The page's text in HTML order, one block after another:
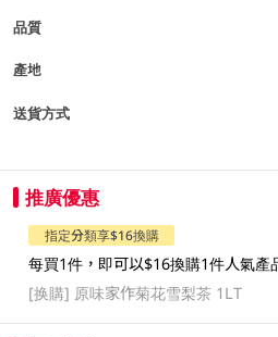
品質
產地
送貨方式
推廣優惠
指定分類享$16換購
每買1件，即可以$16換購1件人氣產
[换購] 原味家作菊花雪梨茶 1LT